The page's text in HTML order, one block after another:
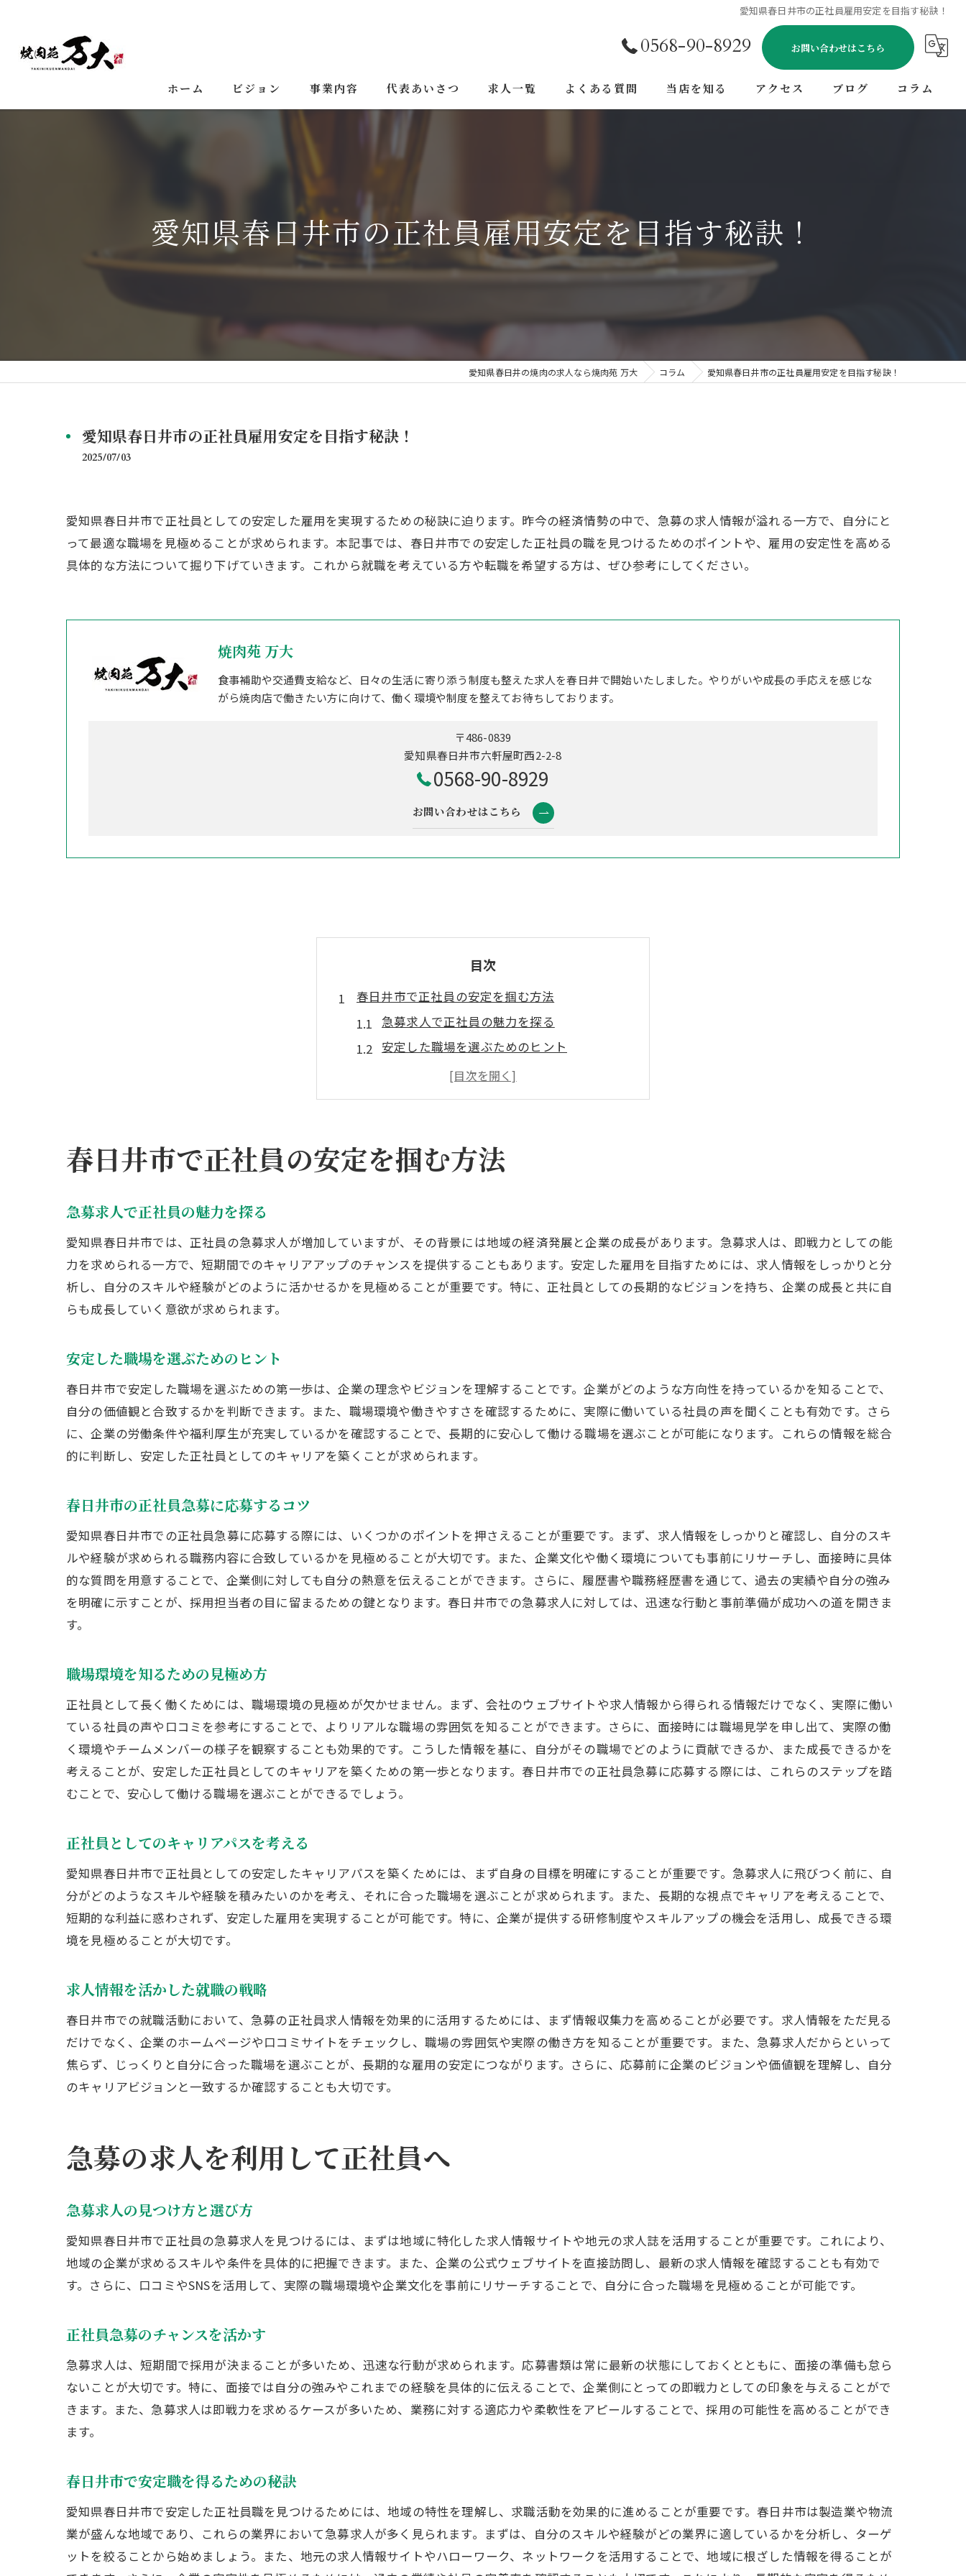
愛知県春日井市の正社員雇用安定を目指す秘訣！
0568-90-8929 お問い合わせはこちら
ホーム ビジョン 事業内容 代表あいさつ 求人一覧 よくある質問 当店を知る
経験者
未経験
アクセス ブログ コラム
愛知県春日井市の正社員雇用安定を目指す秘訣！
愛知県春日井の焼肉の求人なら焼肉苑 万大 コラム 愛知県春日井市の正社員雇用安定を目指す秘訣！
愛知県春日井市の正社員雇用安定を目指す秘訣！
2025/07/03
愛知県春日井市で正社員としての安定した雇用を実現するための秘訣に迫ります。昨今の経済情勢の中で、急募の求人情報が溢れる一方で、自分にと
って最適な職場を見極めることが求められます。本記事では、春日井市での安定した正社員の職を見つけるためのポイントや、雇用の安定性を高める
具体的な方法について掘り下げていきます。これから就職を考えている方や転職を希望する方は、ぜひ参考にしてください。
焼肉苑 万大
食事補助や交通費支給など、日々の生活に寄り添う制度も整えた求人を春日井で開始いたしました。やりがいや成長の手応えを感じな
がら焼肉店で働きたい方に向けて、働く環境や制度を整えてお待ちしております。
〒486-0839
愛知県春日井市六軒屋町西2-2-8
0568-90-8929
お問い合わせはこちら
目次
春日井市で正社員の安定を掴む方法
急募求人で正社員の魅力を探る
安定した職場を選ぶためのヒント
春日井市の正社員急募に応募するコツ
職場環境を知るための見極め方
求人情報を活かした就職の戦略
急募の求人を利用して正社員へ
春日井市で安定職を得るための秘訣
応募前に知っておくべきポイント
急募求人での成功事例を学ぶ
正社員としての安定を築く方法
春日井市で求人の安定性を判断する
職場の選択で重視すべきポイント
急募求人で職場を見つける方法
正社員としての長期的な安定性
春日井市での求人選びのコツ
急募求人で正社員の安定を目指す
正社員急募のメリットとデメリット
安定職を見つけるための戦略
春日井市の求人市場の特徴を知る
応募者が知っておくべき注意点
春日井市の正社員雇用安定のポイント
急募求人を活かした安定職の探し方
正社員求人で重視すべき要素
長期的な安定を見据えたキャリア形成
正社員としての安定を春日井市で実現
急募求人で正社員を目指す利点
持続可能なキャリアの築き方
急募求人を活用した安定職の見つけ方
正社員としての安定を追求する方法
急募求人での成功のためのステップ
安定した職場環境を求めるための秘策
春日井市で正社員の安定を掴む方法
急募求人で正社員の魅力を探る
愛知県春日井市では、正社員の急募求人が増加していますが、その背景には地域の経済発展と企業の成長があります。急募求人は、即戦力としての能
力を求められる一方で、短期間でのキャリアアップのチャンスを提供することもあります。安定した雇用を目指すためには、求人情報をしっかりと分
析し、自分のスキルや経験がどのように活かせるかを見極めることが重要です。特に、正社員としての長期的なビジョンを持ち、企業の成長と共に自
らも成長していく意欲が求められます。
安定した職場を選ぶためのヒント
春日井市で安定した職場を選ぶための第一歩は、企業の理念やビジョンを理解することです。企業がどのような方向性を持っているかを知ることで、
自分の価値観と合致するかを判断できます。また、職場環境や働きやすさを確認するために、実際に働いている社員の声を聞くことも有効です。さら
に、企業の労働条件や福利厚生が充実しているかを確認することで、長期的に安心して働ける職場を選ぶことが可能になります。これらの情報を総合
的に判断し、安定した正社員としてのキャリアを築くことが求められます。
春日井市の正社員急募に応募するコツ
愛知県春日井市での正社員急募に応募する際には、いくつかのポイントを押さえることが重要です。まず、求人情報をしっかりと確認し、自分のスキ
ルや経験が求められる職務内容に合致しているかを見極めることが大切です。また、企業文化や働く環境についても事前にリサーチし、面接時に具体
的な質問を用意することで、企業側に対しても自分の熱意を伝えることができます。さらに、履歴書や職務経歴書を通じて、過去の実績や自分の強み
を明確に示すことが、採用担当者の目に留まるための鍵となります。春日井市での急募求人に対しては、迅速な行動と事前準備が成功への道を開きま
す。
職場環境を知るための見極め方
正社員として長く働くためには、職場環境の見極めが欠かせません。まず、会社のウェブサイトや求人情報から得られる情報だけでなく、実際に働い
ている社員の声や口コミを参考にすることで、よりリアルな職場の雰囲気を知ることができます。さらに、面接時には職場見学を申し出て、実際の働
く環境やチームメンバーの様子を観察することも効果的です。こうした情報を基に、自分がその職場でどのように貢献できるか、また成長できるかを
考えることが、安定した正社員としてのキャリアを築くための第一歩となります。春日井市での正社員急募に応募する際には、これらのステップを踏
むことで、安心して働ける職場を選ぶことができるでしょう。
正社員としてのキャリアパスを考える
愛知県春日井市で正社員としての安定したキャリアパスを築くためには、まず自身の目標を明確にすることが重要です。急募求人に飛びつく前に、自
分がどのようなスキルや経験を積みたいのかを考え、それに合った職場を選ぶことが求められます。また、長期的な視点でキャリアを考えることで、
短期的な利益に惑わされず、安定した雇用を実現することが可能です。特に、企業が提供する研修制度やスキルアップの機会を活用し、成長できる環
境を見極めることが大切です。
求人情報を活かした就職の戦略
春日井市での就職活動において、急募の正社員求人情報を効果的に活用するためには、まず情報収集力を高めることが必要です。求人情報をただ見る
だけでなく、企業のホームページや口コミサイトをチェックし、職場の雰囲気や実際の働き方を知ることが重要です。また、急募求人だからといって
焦らず、じっくりと自分に合った職場を選ぶことが、長期的な雇用の安定につながります。さらに、応募前に企業のビジョンや価値観を理解し、自分
のキャリアビジョンと一致するか確認することも大切です。
急募の求人を利用して正社員へ
急募求人の見つけ方と選び方
愛知県春日井市で正社員の急募求人を見つけるには、まずは地域に特化した求人情報サイトや地元の求人誌を活用することが重要です。これにより、
地域の企業が求めるスキルや条件を具体的に把握できます。また、企業の公式ウェブサイトを直接訪問し、最新の求人情報を確認することも有効で
す。さらに、口コミやSNSを活用して、実際の職場環境や企業文化を事前にリサーチすることで、自分に合った職場を見極めることが可能です。
正社員急募のチャンスを活かす
急募求人は、短期間で採用が決まることが多いため、迅速な行動が求められます。応募書類は常に最新の状態にしておくとともに、面接の準備も怠ら
ないことが大切です。特に、面接では自分の強みやこれまでの経験を具体的に伝えることで、企業側にとっての即戦力としての印象を与えることがで
きます。また、急募求人は即戦力を求めるケースが多いため、業務に対する適応力や柔軟性をアピールすることで、採用の可能性を高めることができ
ます。
春日井市で安定職を得るための秘訣
愛知県春日井市で安定した正社員職を見つけるためには、地域の特性を理解し、求職活動を効果的に進めることが重要です。春日井市は製造業や物流
業が盛んな地域であり、これらの業界において急募求人が多く見られます。まずは、自分のスキルや経験がどの業界に適しているかを分析し、ターゲ
ットを絞ることから始めましょう。また、地元の求人情報サイトやハローワーク、ネットワークを活用することで、地域に根ざした情報を得ることが